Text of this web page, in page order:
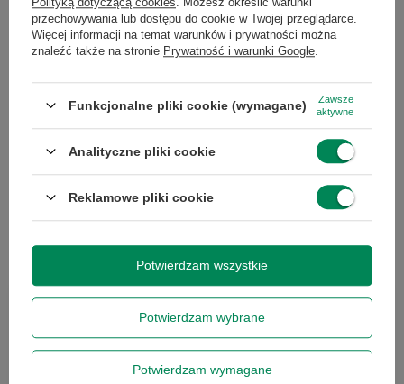
HP EliteDisplay E243 IPS
Chcesz się w czymś upewnić lub
masz dodatkowe pytanie?
przechowywania lub dostępu do cookie w Twojej przeglądarce.
Więcej informacji na temat warunków i prywatności można
znaleźć także na stronie Prywatność i warunki Google
Funkcjonalne pliki cookie (wymagane)
Zawsze
aktywne
Analityczne pliki cookie
Reklamowe pliki cookie
Potwierdzam wybrane
Potwierdzam wymagane
Potwierdzam wszystkie